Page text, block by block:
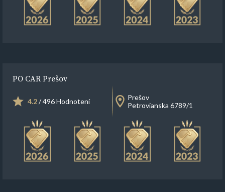
PO CAR Prešov
4.2/ 496 Hodnotení
Prešov
Petrovianska 6789/1